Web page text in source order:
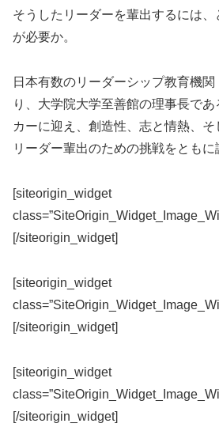
そうしたリーダーを輩出するには
が必要か。
日本有数のリーダーシップ教育機
り、大学院大学至善館の理事長で
カーに迎え、創造性、志と情熱、
リーダー輩出のための挑戦をともに
[siteorigin_widget
[/siteorigin_widget]
[siteorigin_widget
[/siteorigin_widget]
[siteorigin_widget
[/siteorigin_widget]